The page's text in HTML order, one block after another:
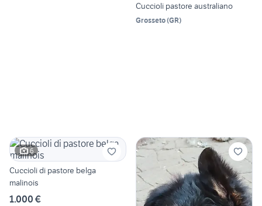
Cuccioli pastore australiano
Grosseto(GR)
6
Cuccioli di pastore belga
malinois
1.000 €